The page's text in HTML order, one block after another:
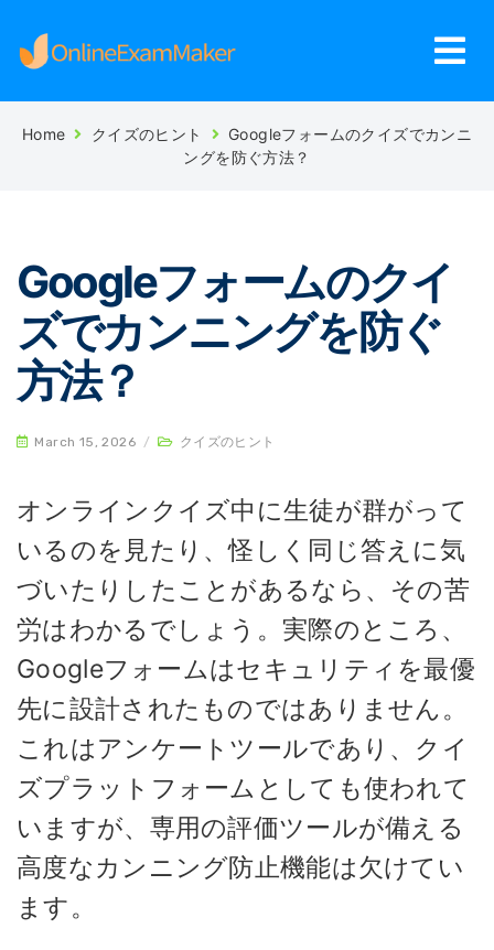
Home クイズのヒント
Googleフォームのクイズでカンニ
ングを防ぐ方法？
Googleフォームのクイ
ズでカンニングを防ぐ
方法？
March 15, 2026 / クイズのヒント
オンラインクイズ中に生徒が群がって
いるのを見たり、怪しく同じ答えに気
づいたりしたことがあるなら、その苦
労はわかるでしょう。実際のところ、
Googleフォームはセキュリティを最優
先に設計されたものではありません。
これはアンケートツールであり、クイ
ズプラットフォームとしても使われて
いますが、専用の評価ツールが備える
高度なカンニング防止機能は欠けてい
ます。